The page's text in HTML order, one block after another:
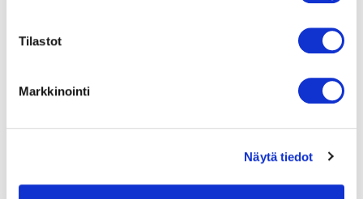
Tilastot
Markkinointi
Näytä tiedot
kuten